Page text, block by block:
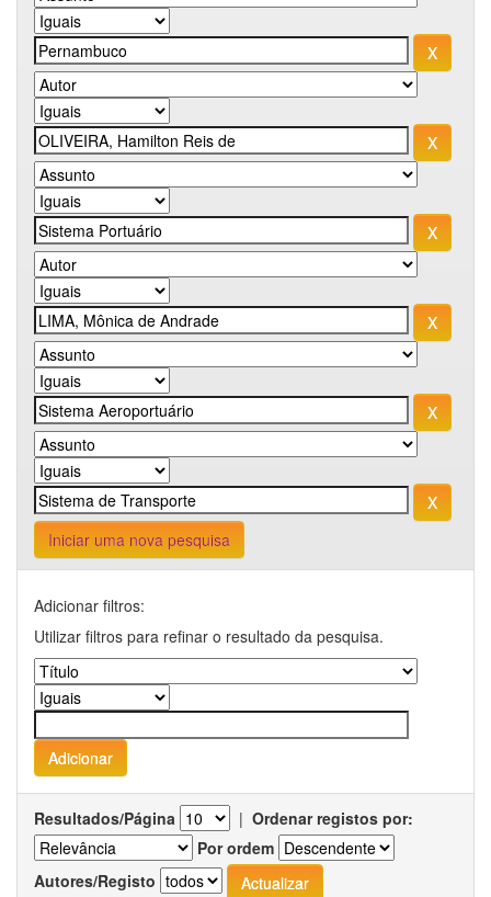
Iniciar uma nova pesquisa
Adicionar filtros:
Utilizar filtros para refinar o resultado da pesquisa.
Resultados/Página | Ordenar registos por:
Por ordem
Autores/Registo